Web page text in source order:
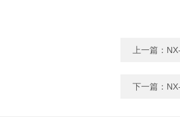
上一篇：
下一篇：